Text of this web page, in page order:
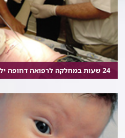
24 שעות במחלקה לרפואה דחופה ילדים - מלר"ד ילדים